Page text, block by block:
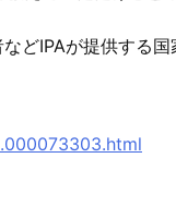
どIPAが提供する